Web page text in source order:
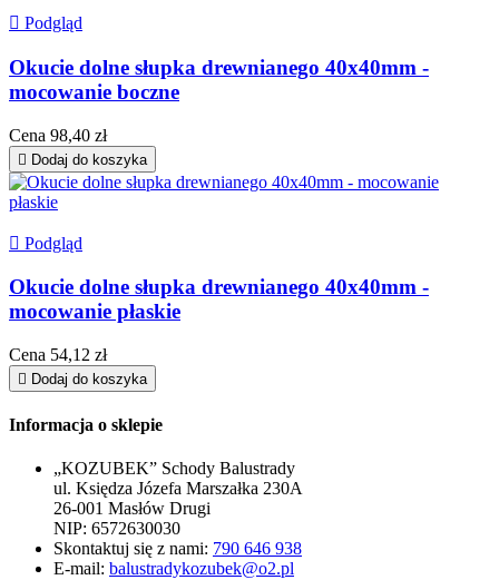
 Podgląd
Okucie dolne słupka drewnianego 40x40mm -
mocowanie boczne
Cena 98,40 zł
 Dodaj do koszyka
 Podgląd
Okucie dolne słupka drewnianego 40x40mm -
mocowanie płaskie
Cena 54,12 zł
 Dodaj do koszyka
Informacja o sklepie
„KOZUBEK” Schody Balustrady
ul. Księdza Józefa Marszałka 230A
26-001 Masłów Drugi
NIP: 6572630030
Skontaktuj się z nami: 790 646 938
E-mail: balustradykozubek@o2.pl